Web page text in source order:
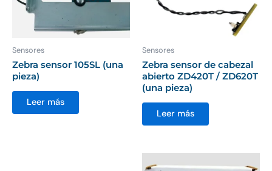
Sensores
Zebra sensor 105SL (una
pieza)
Leer más
Sensores
Zebra sensor de cabezal
abierto ZD420T / ZD620T
(una pieza)
Leer más